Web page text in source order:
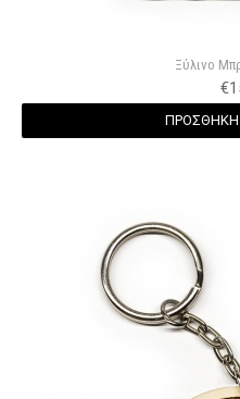
Ξύλινο
€
ΠΡΟΣΘΗΚΗ